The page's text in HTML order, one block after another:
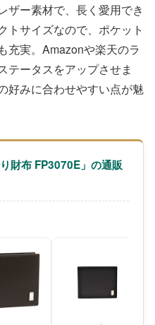
ザー素材で、長く愛用でき
トサイズなので、ポケット
充実。Amazonや楽天のラ
テータスをアップさせま
好みに合わせやすい点が魅
財布 FP3070E」の通販